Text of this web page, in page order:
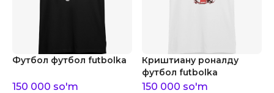
Футбол футбол futbolka
150 000 so'm
Криштиану роналду
футбол futbolka
150 000 so'm